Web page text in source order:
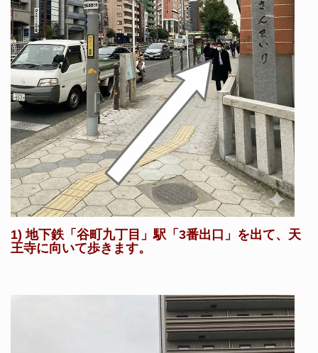
1) 地下鉄「谷町九丁目」駅「3番出口」を出て、天
王寺に向いて歩きます。